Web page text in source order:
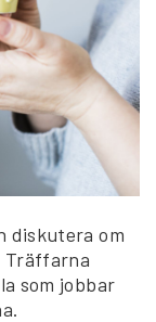
diskutera om
Träffarna
som jobbar